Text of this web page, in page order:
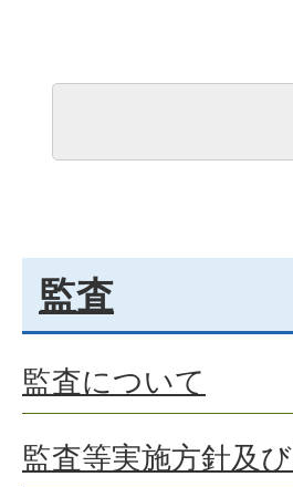
監査
監査について
監査等実施方針及